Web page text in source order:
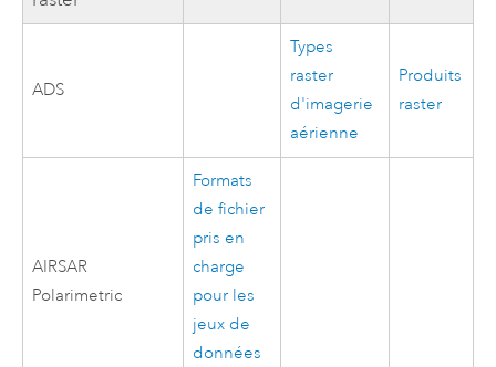
ADS
Types
raster
d'imagerie
aérienne
Produits
raster
AIRSAR
Polarimetric
Formats
de fichier
pris en
charge
pour les
jeux de
données